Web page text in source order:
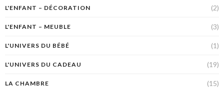
L'ENFANT – DÉCORATION (2)
L'ENFANT – MEUBLE (3)
L'UNIVERS DU BÉBÉ (1)
L'UNIVERS DU CADEAU (19)
LA CHAMBRE (15)